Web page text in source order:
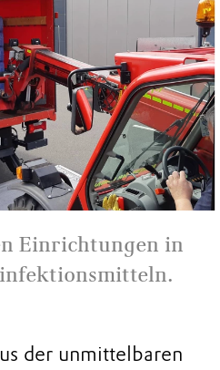
Einrichtungen in
der unmittelbaren